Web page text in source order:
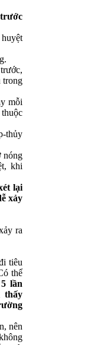
trước
trong
mỗi
thủy
nóng
khi
lại
xảy
ra
tiêu
thể
lần
thấy
nên